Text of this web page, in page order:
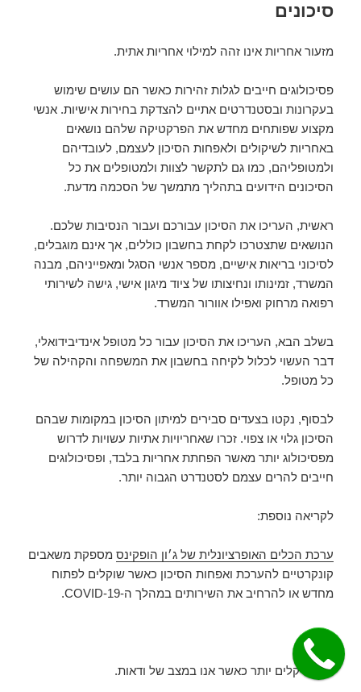
סיכונים
מזעור אחריות אינו זהה למילוי אחריות אתית.
פסיכולוגים חייבים לגלות זהירות כאשר הם עושים שימוש
בעקרונות ובסטנדרטים אתיים להצדקת בחירות אישיות. אנשי
מקצוע שפותחים מחדש את הפרקטיקה שלהם נושאים
באחריות לשיקולים ולאפחות הסיכון לעצמם, לעובדיהם
ולמטופליהם, כמו גם לתקשר לצוות ולמטופלים את כל
הסיכונים הידועים בתהליך מתמשך של הסכמה מדעת.
ראשית, העריכו את הסיכון עבורכם ועבור הנסיבות שלכם.
הנושאים שתצטרכו לקחת בחשבון כוללים, אך אינם מוגבלים,
לסיכוני בריאות אישיים, מספר אנשי הסגל ומאפייניהם, מבנה
המשרד, זמינותו ונחיצותו של ציוד מיגון אישי, גישה לשירותי
רפואה מרחוק ואפילו אוורור המשרד.
בשלב הבא, העריכו את הסיכון עבור כל מטופל אינדיבידואלי,
דבר העשוי לכלול לקיחה בחשבון את המשפחה והקהילה של
כל מטופל.
לבסוף, נקטו בצעדים סבירים למיתון הסיכון במקומות שבהם
הסיכון גלוי או צפוי. זכרו שאחריויות אתיות עשויות לדרוש
מפסיכולוג יותר מאשר הפחתת אחריות בלבד, ופסיכולוגים
חייבים להרים עצמם לסטנדרט הגבוה יותר.
לקריאה נוספת:
ערכת הכלים האופרציונלית של ג׳ון הופקינס מספקת משאבים
קונקרטיים להערכת ואפחות הסיכון כאשר שוקלים לפתוח
מחדש או להרחיב את השירותים במהלך ה-COVID-19.
החיים קלים יותר כאשר אנו במצב של ודאות.